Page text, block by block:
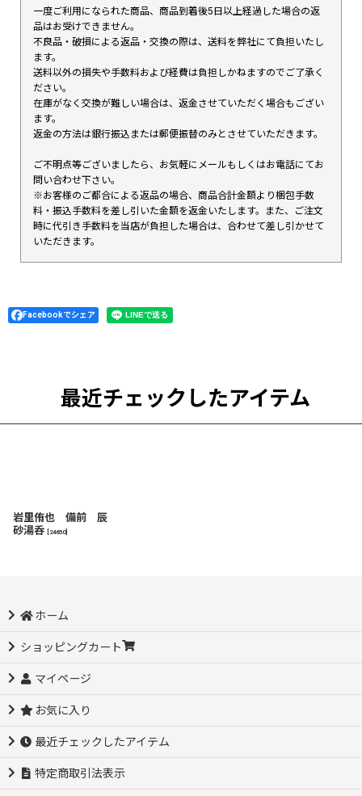
一度ご利用になられた商品、商品到着後5日以上経過した場合の返
品はお受けできません。
不良品・破損による返品・交換の際は、送料を弊社にて負担いたし
ます。
送料以外の損失や手数料および経費は負担しかねますのでご了承く
ださい。
在庫がなく交換が難しい場合は、返金させていただく場合もござい
ます。
返金の方法は銀行振込または郵便振替のみとさせていただきます。
ご不明点等ございましたら、お気軽にメールもしくはお電話にてお
問い合わせ下さい。
※お客様のご都合による返品の場合、商品合計金額より梱包手数
料・振込手数料を差し引いた金額を返金いたします。また、ご注文
時に代引き手数料を当店が負担した場合は、合わせて差し引かせて
いただきます。
Facebookでシェア
最近チェックしたアイテム
岩里侑也 備前 辰
砂湯呑
24650]
ホーム
ショッピングカート
マイページ
お気に入り
最近チェックしたアイテム
特定商取引法表示